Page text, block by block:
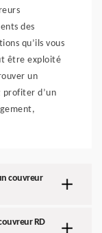
des
qu’ils vous
être exploité
un
profiter d’un
couvreur
RD